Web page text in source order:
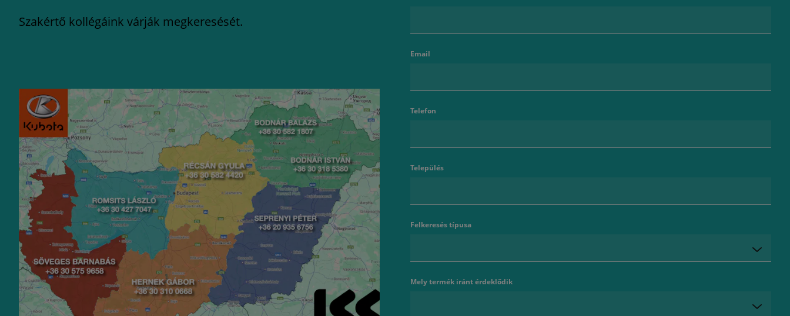
Szakértő kollégáink várják megkeresését.
Email
Telefon
Település
Felkeresés típusa
Mely termék iránt érdeklődik